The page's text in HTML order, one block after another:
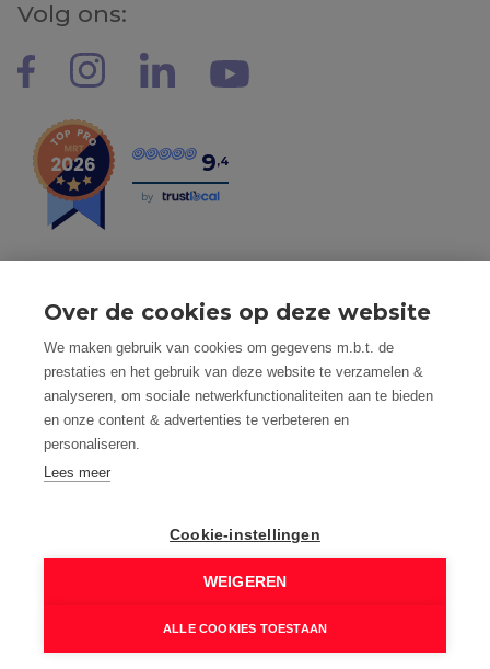
Volg ons:
9,4
by
Mindset Real Estate bv - BTW: BE0634994563 -
Nacecode 68.100 - Maatschap. Zetel: Heuleplaats 16, 8501
Heule (Kortrijk)
Toezichthoudende autoriteit: Beroepsinstituut van
Vastgoedmakelaars, Luxemburgstraat 16 B te 1000
BIV Polisnummer 730.390.160 AXA Belgium
M Vastgoed is onderworpen aan de deontologische code
van het BIV: www.biv.be/plichtenleer
Disclaimer|Privacy policy|Cookie policy
Over de cookies op deze website
We maken gebruik van cookies om gegevens m.b.t. de
prestaties en het gebruik van deze website te verzamelen &
analyseren, om sociale netwerkfunctionaliteiten aan te bieden
en onze content & advertenties te verbeteren en
personaliseren.
Lees meer
Cookie-instellingen
WEIGEREN
ALLE COOKIES TOESTAAN